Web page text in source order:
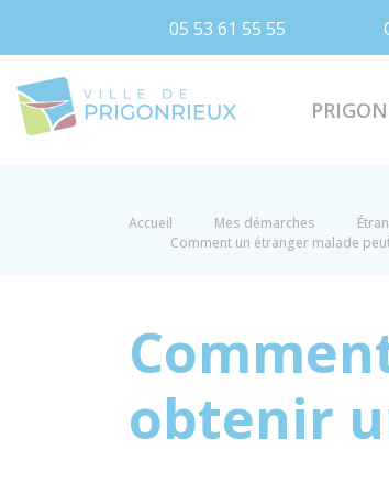
05 53 61 55 55
Accueil Mes démarches
Comment un étranger malade
obtenir